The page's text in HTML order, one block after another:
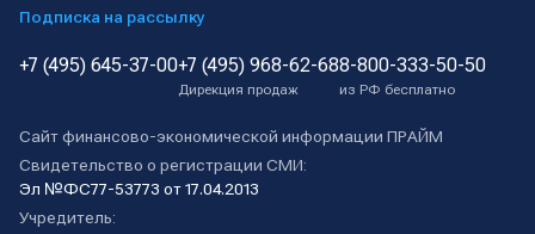
Подписка на рассылку
+7 (495) 645-37-00+7 (495) 968-62-68
Дирекция продаж
8-800-333-50-50
из РФ бесплатно
Сайт финансово-экономической информации ПРАЙМ
Свидетельство о регистрации СМИ:
Эл №ФС77-53773 от 17.04.2013
Учредитель: